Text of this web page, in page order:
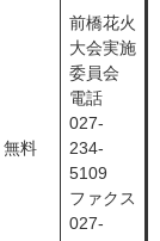
無料
前橋花火
大会実施
委員会
電話
027-
234-
5109
ファクス
027-